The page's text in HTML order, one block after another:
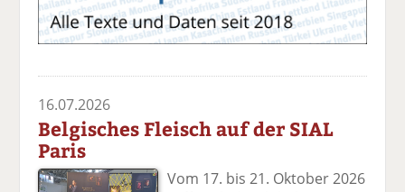
16.07.2026
Belgisches Fleisch auf der SIAL
Paris
Vom 17. bis 21. Oktober 2026